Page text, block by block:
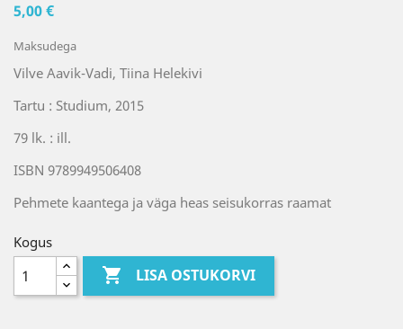
5,00 €
Maksudega
Vilve Aavik-Vadi, Tiina Helekivi
Tartu : Studium, 2015
79 lk. : ill.
ISBN 9789949506408
Pehmete kaantega ja väga heas seisukorras raamat
Kogus
 LISA OSTUKORVI